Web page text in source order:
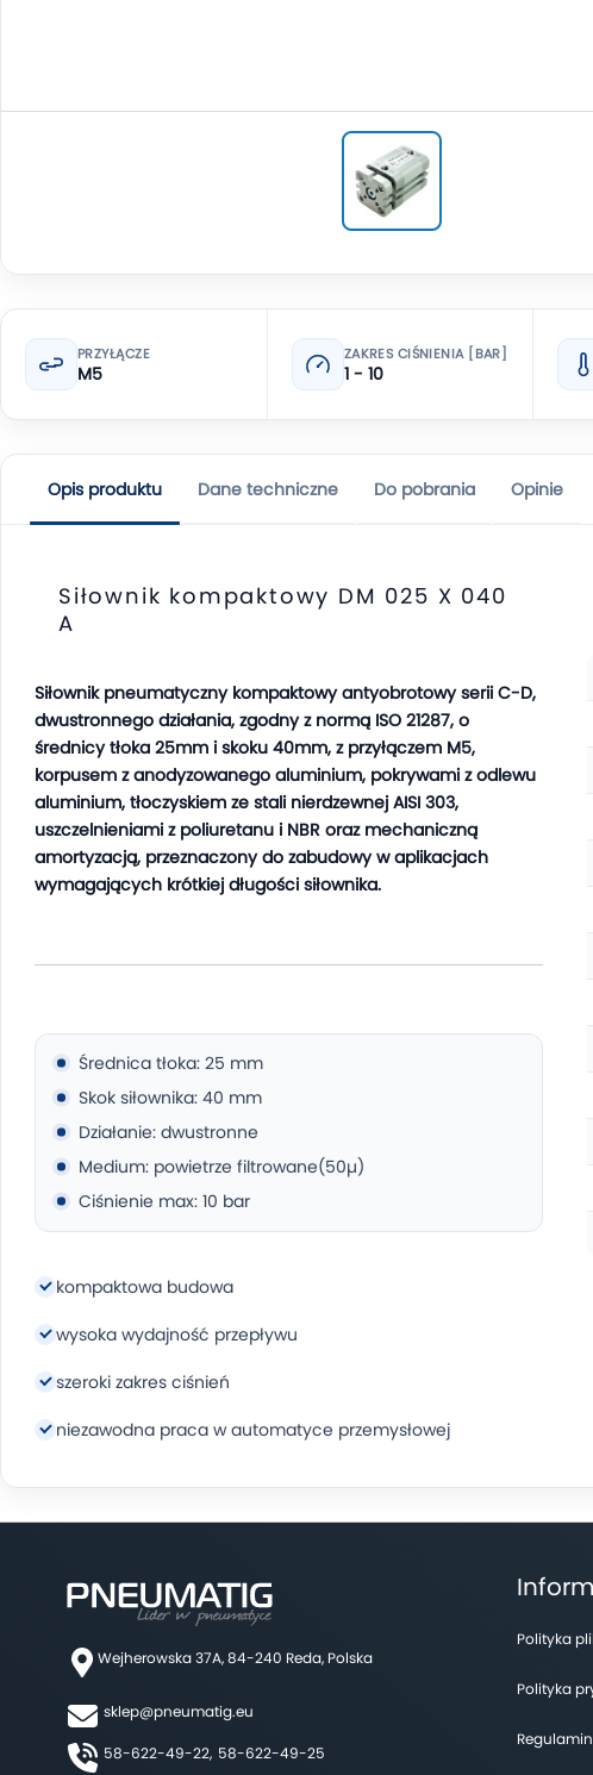
PRZYŁĄCZE
M5
ZAKRES CIŚNIENIA [BAR]
1 - 10
Opis produktu Dane techniczne Do pobrania Opinie
Siłownik kompaktowy DM 025 X 040
A
Siłownik pneumatyczny kompaktowy antyobrotowy serii C-D,
dwustronnego działania, zgodny z normą ISO 21287, o
średnicy tłoka 25mm i skoku 40mm, z przyłączem M5,
korpusem z anodyzowanego aluminium, pokrywami z odlewu
aluminium, tłoczyskiem ze stali nierdzewnej AISI 303,
uszczelnieniami z poliuretanu i NBR oraz mechaniczną
amortyzacją, przeznaczony do zabudowy w aplikacjach
wymagających krótkiej długości siłownika.
Średnica tłoka: 25 mm
Skok siłownika: 40 mm
Działanie: dwustronne
Medium: powietrze filtrowane(50µ)
Ciśnienie max: 10 bar
kompaktowa budowa
wysoka wydajność przepływu
szeroki zakres ciśnień
niezawodna praca w automatyce przemysłowej
Wejherowska 37A, 84-240 Reda, Polska
sklep@pneumatig.eu
58-622-49-22, 58-622-49-25
Polityka
Polityka
Regulamin